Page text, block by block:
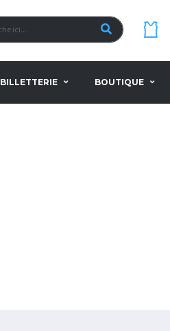
BILLETTERIE BOUTIQUE